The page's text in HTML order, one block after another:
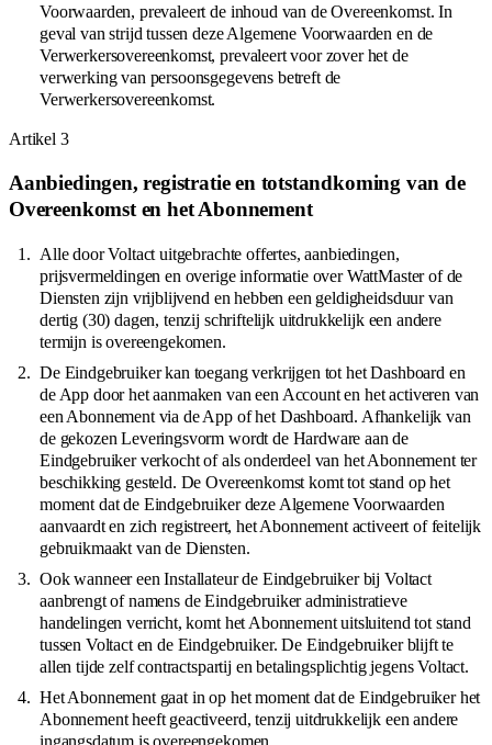
Voorwaarden, prevaleert de inhoud van de Overeenkomst. In
geval van strijd tussen deze Algemene Voorwaarden en de
Verwerkersovereenkomst, prevaleert voor zover het de
verwerking van persoonsgegevens betreft de
Verwerkersovereenkomst.
Artikel 3
Aanbiedingen, registratie en totstandkoming van de
Overeenkomst en het Abonnement
Alle door Voltact uitgebrachte offertes, aanbiedingen,
prijsvermeldingen en overige informatie over WattMaster of de
Diensten zijn vrijblijvend en hebben een geldigheidsduur van
dertig (30) dagen, tenzij schriftelijk uitdrukkelijk een andere
termijn is overeengekomen.
De Eindgebruiker kan toegang verkrijgen tot het Dashboard en
de App door het aanmaken van een Account en het activeren van
een Abonnement via de App of het Dashboard. Afhankelijk van
de gekozen Leveringsvorm wordt de Hardware aan de
Eindgebruiker verkocht of als onderdeel van het Abonnement ter
beschikking gesteld. De Overeenkomst komt tot stand op het
moment dat de Eindgebruiker deze Algemene Voorwaarden
aanvaardt en zich registreert, het Abonnement activeert of feitelijk
gebruikmaakt van de Diensten.
Ook wanneer een Installateur de Eindgebruiker bij Voltact
aanbrengt of namens de Eindgebruiker administratieve
handelingen verricht, komt het Abonnement uitsluitend tot stand
tussen Voltact en de Eindgebruiker. De Eindgebruiker blijft te
allen tijde zelf contractspartij en betalingsplichtig jegens Voltact.
Het Abonnement gaat in op het moment dat de Eindgebruiker het
Abonnement heeft geactiveerd, tenzij uitdrukkelijk een andere
ingangsdatum is overeengekomen.